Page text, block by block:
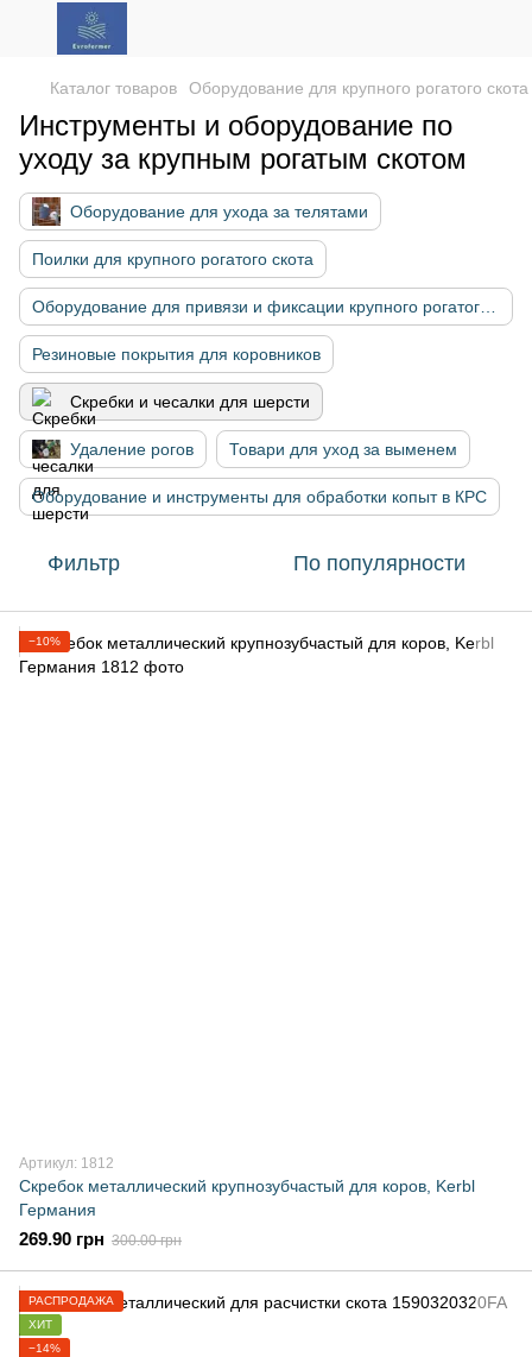
Каталог товаров Оборудование для крупного рогатого скота
Инструменты и оборудование по
уходу за крупным рогатым скотом
Оборудование для ухода за телятами
Поилки для крупного рогатого скота
Резиновые покрытия для коровников
Скребки и чесалки для шерсти
Удаление рогов Товари для уход за выменем
Оборудование и инструменты для обработки копыт в КРС
Фильтр По популярности
−10%
Артикул: 1812
Скребок металлический крупнозубчастый для коров, Kerbl
Германия
269.90 грн 300.00 грн
РАСПРОДАЖА
ХИТ
−14%